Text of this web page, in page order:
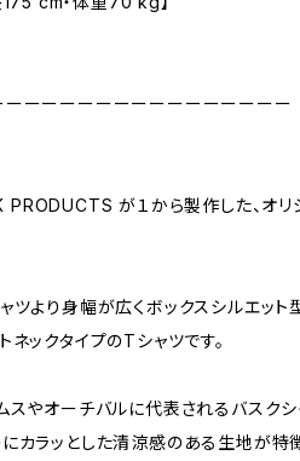
ーーーーーーーーーーーーーーーー
が１から製作した、オリ
ツより身幅が広くボックスシルエット
ネックタイプのTシャツです。
スやオーチバルに代表されるバスクシ
カラッとした清涼感のある生地が特